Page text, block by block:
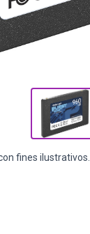
fines ilustrativos.